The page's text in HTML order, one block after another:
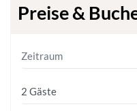
Preise &